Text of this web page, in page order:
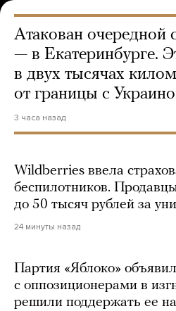
Атакован очередной
— в Екатеринбурге.
в двух тысячах
от границы с
3 часа назад
Wildberries ввела
беспилотников.
до 50 тысяч рублей за
24 минуты назад
Партия «Яблоко»
с оппозиционерами в
решили поддержать ее